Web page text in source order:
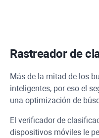
Rastreador de
Más de la mitad de los
inteligentes, por eso el
una optimización de
El verificador de
dispositivos móviles le